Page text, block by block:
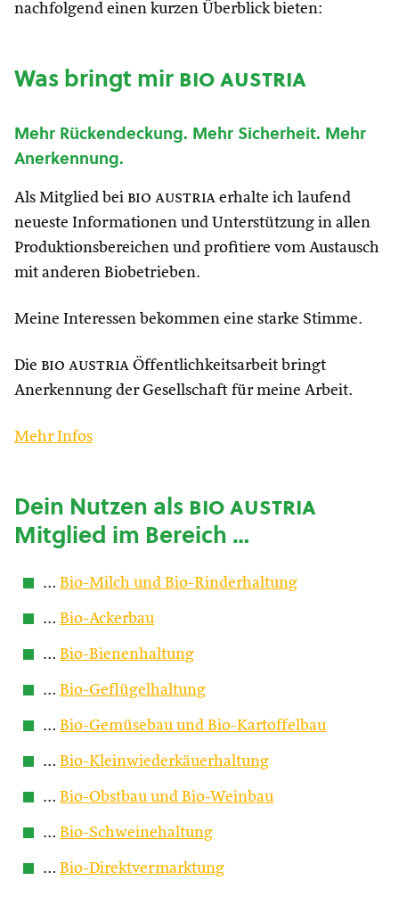
nachfolgend einen kurzen Überblick bieten:
Was bringt mirbio austria
Mehr Rückendeckung. Mehr Sicherheit. Mehr
Anerkennung.
Als Mitglied bei bio austria erhalte ich laufend
neueste Informationen und Unterstützung in allen
Produktionsbereichen und profitiere vom Austausch
mit anderen Biobetrieben.
Meine Interessen bekommen eine starke Stimme.
Die bio austria Öffentlichkeitsarbeit bringt
Anerkennung der Gesellschaft für meine Arbeit.
Mehr Infos
Dein Nutzen alsbio austria
Mitglied im Bereich …
… Bio-Milch und Bio-Rinderhaltung
… Bio-Ackerbau
… Bio-Bienenhaltung
… Bio-Geflügelhaltung
… Bio-Gemüsebau und Bio-Kartoffelbau
… Bio-Kleinwiederkäuerhaltung
… Bio-Obstbau und Bio-Weinbau
… Bio-Schweinehaltung
… Bio-Direktvermarktung